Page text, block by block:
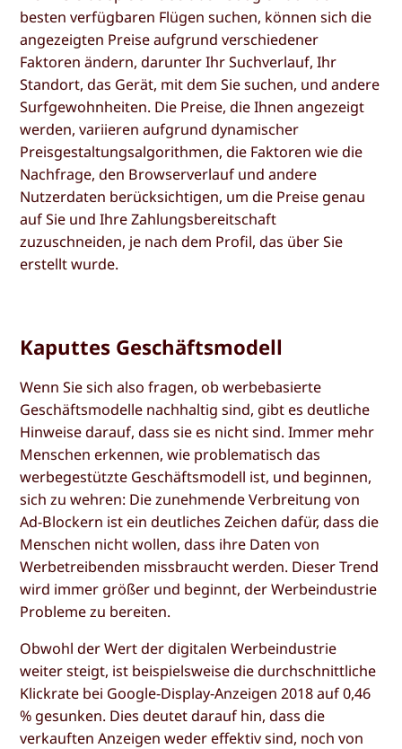
besten verfügbaren Flügen suchen, können sich die
angezeigten Preise aufgrund verschiedener
Faktoren ändern, darunter Ihr Suchverlauf, Ihr
Standort, das Gerät, mit dem Sie suchen, und andere
Surfgewohnheiten. Die Preise, die Ihnen angezeigt
werden, variieren aufgrund dynamischer
Preisgestaltungsalgorithmen, die Faktoren wie die
Nachfrage, den Browserverlauf und andere
Nutzerdaten berücksichtigen, um die Preise genau
auf Sie und Ihre Zahlungsbereitschaft
zuzuschneiden, je nach dem Profil, das über Sie
erstellt wurde.
Kaputtes Geschäftsmodell
Wenn Sie sich also fragen, ob werbebasierte
Geschäftsmodelle nachhaltig sind, gibt es deutliche
Hinweise darauf, dass sie es nicht sind. Immer mehr
Menschen erkennen, wie problematisch das
werbegestützte Geschäftsmodell ist, und beginnen,
sich zu wehren: Die zunehmende Verbreitung von
Ad-Blockern ist ein deutliches Zeichen dafür, dass die
Menschen nicht wollen, dass ihre Daten von
Werbetreibenden missbraucht werden. Dieser Trend
wird immer größer und beginnt, der Werbeindustrie
Probleme zu bereiten.
Obwohl der Wert der digitalen Werbeindustrie
weiter steigt, ist beispielsweise die durchschnittliche
Klickrate bei Google-Display-Anzeigen 2018 auf 0,46
% gesunken. Dies deutet darauf hin, dass die
verkauften Anzeigen weder effektiv sind, noch von